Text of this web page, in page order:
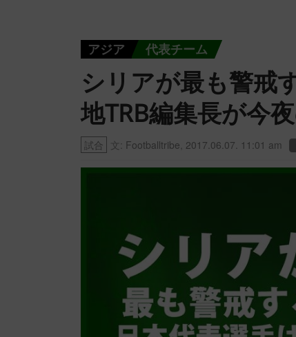
アジア 代表チーム
シリアが最も警戒
地TRB編集長が今
試合 文: Footballtribe 2017.06.07. 11:01 am